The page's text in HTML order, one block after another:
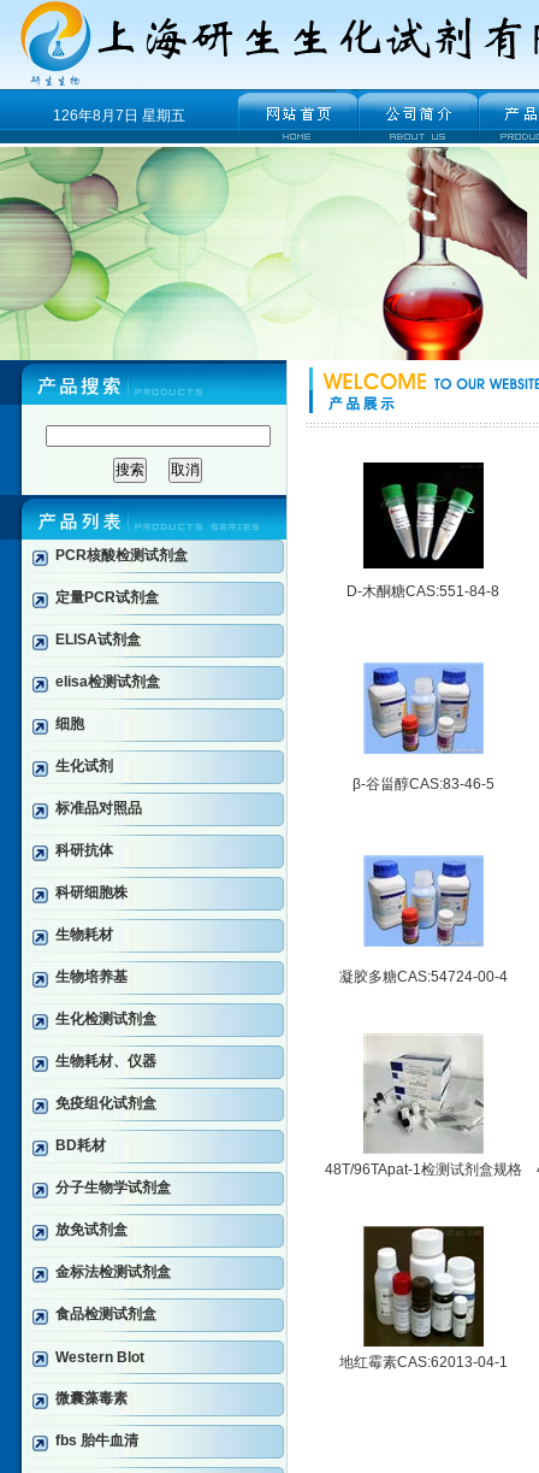
126年8月7日 星期五
PCR核酸检测试剂盒
定量PCR试剂盒
ELISA试剂盒
elisa检测试剂盒
细胞
生化试剂
标准品对照品
科研抗体
科研细胞株
生物耗材
生物培养基
生化检测试剂盒
生物耗材、仪器
免疫组化试剂盒
BD耗材
分子生物学试剂盒
放免试剂盒
金标法检测试剂盒
食品检测试剂盒
Western Blot
微囊藻毒素
fbs 胎牛血清
D-木酮糖CAS:551-84-8
β-谷甾醇CAS:83-46-5
凝胶多糖CAS:54724-00-4
48T/96TApat-1检测试剂盒规格
地红霉素CAS:62013-04-1